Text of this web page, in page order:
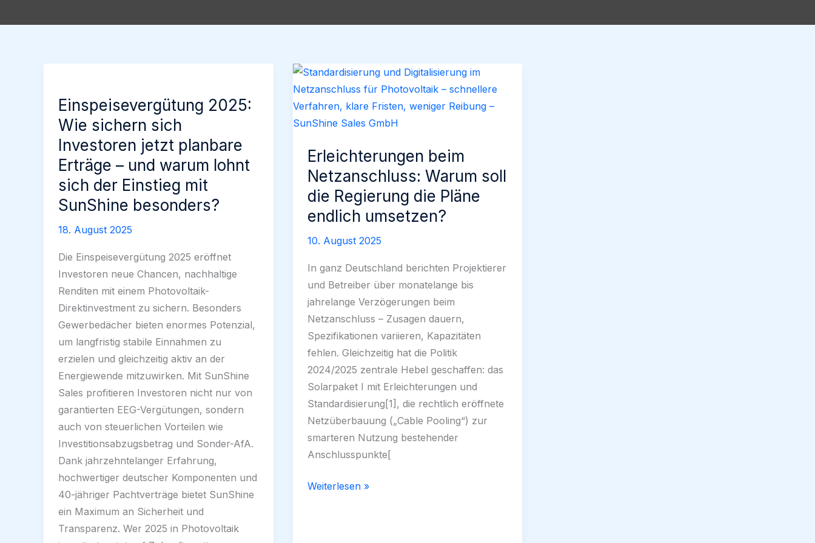
Einspeisevergütung 2025:
Wie sichern sich
Investoren jetzt planbare
Erträge – und warum lohnt
sich der Einstieg mit
SunShine besonders?
18. August 2025
Die Einspeisevergütung 2025 eröffnet
Investoren neue Chancen, nachhaltige
Renditen mit einem Photovoltaik-
Direktinvestment zu sichern. Besonders
Gewerbedächer bieten enormes Potenzial,
um langfristig stabile Einnahmen zu
erzielen und gleichzeitig aktiv an der
Energiewende mitzuwirken. Mit SunShine
Sales profitieren Investoren nicht nur von
garantierten EEG-Vergütungen, sondern
auch von steuerlichen Vorteilen wie
Investitionsabzugsbetrag und Sonder-AfA.
Dank jahrzehntelanger Erfahrung,
hochwertiger deutscher Komponenten und
40-jähriger Pachtverträge bietet SunShine
ein Maximum an Sicherheit und
Transparenz. Wer 2025 in Photovoltaik
Erleichterungen beim
Netzanschluss: Warum soll
die Regierung die Pläne
endlich umsetzen?
10. August 2025
In ganz Deutschland berichten Projektierer
und Betreiber über monatelange bis
jahrelange Verzögerungen beim
Netzanschluss – Zusagen dauern,
Spezifikationen variieren, Kapazitäten
fehlen. Gleichzeitig hat die Politik
2024/2025 zentrale Hebel geschaffen: das
Solarpaket I mit Erleichterungen und
Standardisierung[1], die rechtlich eröffnete
Netzüberbauung („Cable Pooling“) zur
smarteren Nutzung bestehender
Anschlusspunkte[
Erleichterungen
Weiterlesen »